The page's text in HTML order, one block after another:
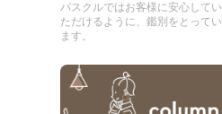
パスクルではお客様に安心してい
ただけるように、鑑別をとってい
ます。